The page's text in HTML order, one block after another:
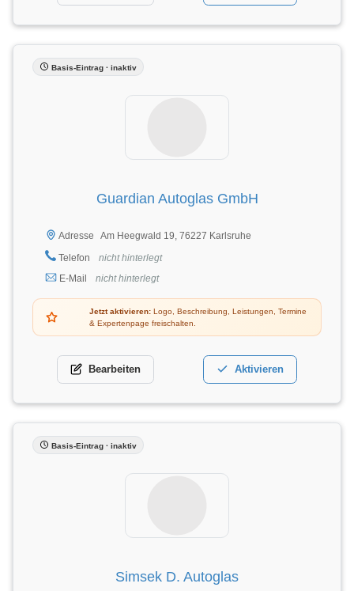
Basis-Eintrag · inaktiv
Guardian Autoglas GmbH
Adresse
Am Heegwald 19, 76227 Karlsruhe
Telefon
nicht hinterlegt
E-Mail
nicht hinterlegt
Jetzt aktivieren: Logo, Beschreibung, Leistungen, Termine
& Expertenpage freischalten.
Bearbeiten Aktivieren
Basis-Eintrag · inaktiv
Simsek D. Autoglas